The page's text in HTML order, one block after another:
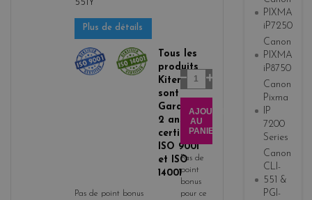
551Y
Plus de détails
Tous les
produits
Kitencre
sont
Garantis
2 ans,
certifiés
ISO 9001
et ISO
14001
Pas de point bonus
Quantité
AJOUTER
AU
PANIER
Pas de
point
bonus
pour ce
PIXMA
iP7250
Canon
PIXMA
iP8750
Canon
Pixma
IP
7200
Series
Canon
CLI-
551 &
PGI-